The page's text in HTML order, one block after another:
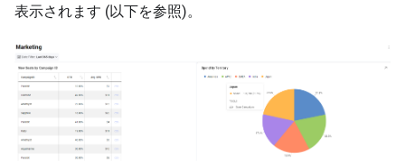
表示されます (以下を参照)。